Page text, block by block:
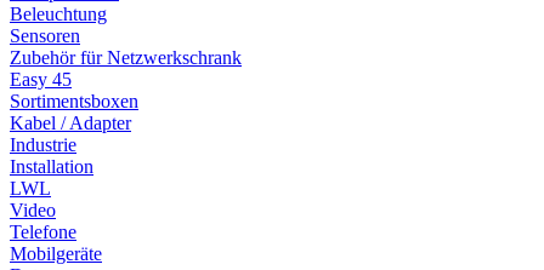
Beleuchtung
Sensoren
Zubehör für Netzwerkschrank
Easy 45
Sortimentsboxen
Kabel / Adapter
Industrie
Installation
LWL
Video
Telefone
Mobilgeräte